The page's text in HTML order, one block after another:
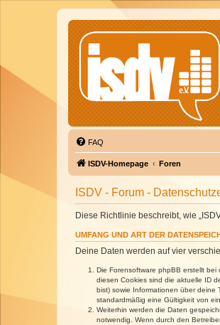
FAQ
ISDV-Homepage Foren
ISDV - Forum -
Diese Richtlinie beschreibt, wie
UMFANG UND ART DER
Deine Daten werden auf vier
Die Forensoftware phpBB erstellt
diesen Cookies sind die aktuelle ID
bist) sowie Informationen über deine
standardmäßig eine Gültigkeit von
Weiterhin werden die Daten
notwendig. Wenn durch den